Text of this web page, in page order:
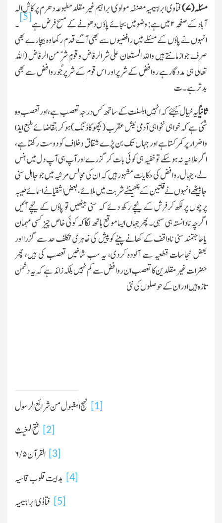
مسئلہ (۷) فتاوی ابراہیمیہ مصنفہ مولوی ابراہیم غیرمقلد مطبوعہ دھرم پرکاش الہ
آباد کے صفحہ۲میں ہے: وضومیں بجائے پاؤں دھونے کے مسح فرض ہے[5]۔
انہوں نے پاؤں کے مسئلے میں رافضیوں سے بھی آگے قدم رکھا وہ بیچارے بھی
صرف جوازمانتے ہیں واﷲ المستعان علی شرالرفاض وقومٍ شرٍّ من الرفاض (اﷲ
تعالٰی ہی مددگارہے روافض کے شرپراور اس قوم کے شرپرجوروافض سے بھی
بدترہے۔ت
ثانیًایہ خیال کیجئے کہ انہیں اہلسنت کے ساتھ کس درجہ تعصب ہے، اور تعصب وہ
شئی ہے کہ خواہی نخواہی آدمی نیش عقرب (بچھوکاڈنگ) ہوکر بتقاضائے طبع ایذا
واضرار پرکمرکستاہے اور جہاں تك بن پڑے شقاق وخلاف کو دوست رکھتا ہے،
اگرعلانیہ نہ ہوسکے توخفیہ ہی کوئی بات کرگزرے اورآپ ہی آپ دل میں ہنس
لے، جہال روافض کی حکایات مشہورہیں کہ ان کی مجالس مرثیہ میں جوجاہل سنی
جابیٹھے انہوں نے قلتین کے چھینٹے شربت میں ملائے، بعض اشقیا نے اسمائے طیبہ
پرچوں پرلکھ کرفرش کے نیچے رکھ دئے کہ سنی بیٹھیں تو پاؤں کے نیچے آئیں
اگرچہ نادانستہ ہی سہی۔ پھرجہاں ایساموقع ہاتھ لگاکہ کوئی خاص چیز کسی مہمان
یاحاجتمند سنی ناواقف کے کھانے پینے کوپیش کی ظاہری تکلف حد سے گزرا اور
بعض نجاسات قطعیہ سے آلودہ کردی، یہ سب شاخیں تعصب کی ہیں، پھر
حضرات غیرمقلدین کا تعصب ان روافض سے کم نہیں بلکہ زائد ہے کہ یہ دشمن
تازہ ہیں اور ان کے حوصلوں کی نئی
[1] نہج المقبول من شرائع الرسول
[2] فتح المغیث
[3] القرآن۵/ ۶
[4] ہدایت قلوب قاسیہ
[5] فتاوٰی ابراہیمیہ